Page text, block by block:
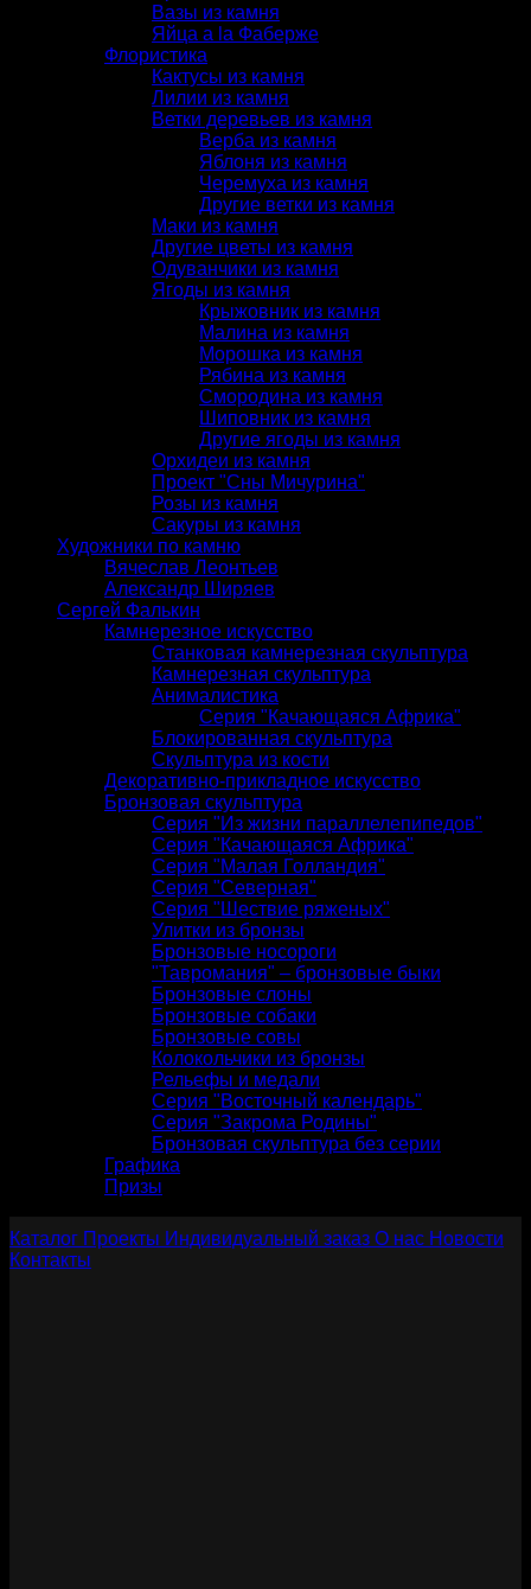
Вазы из камня
Яйца a la Фаберже
Флористика
Кактусы из камня
Лилии из камня
Ветки деревьев из камня
Верба из камня
Яблоня из камня
Черемуха из камня
Другие ветки из камня
Маки из камня
Другие цветы из камня
Одуванчики из камня
Ягоды из камня
Крыжовник из камня
Малина из камня
Морошка из камня
Рябина из камня
Смородина из камня
Шиповник из камня
Другие ягоды из камня
Орхидеи из камня
Проект "Сны Мичурина"
Розы из камня
Сакуры из камня
Художники по камню
Вячеслав Леонтьев
Александр Ширяев
Сергей Фалькин
Камнерезное искусство
Станковая камнерезная скульптура
Камнерезная скульптура
Анималистика
Серия "Качающаяся Африка"
Блокированная скульптура
Скульптура из кости
Декоративно-прикладное искусство
Бронзовая скульптура
Серия "Из жизни параллелепипедов"
Серия "Качающаяся Африка"
Серия "Малая Голландия"
Серия "Северная"
Серия "Шествие ряженых"
Улитки из бронзы
Бронзовые носороги
"Тавромания" – бронзовые быки
Бронзовые слоны
Бронзовые собаки
Бронзовые совы
Колокольчики из бронзы
Рельефы и медали
Серия "Восточный календарь"
Серия "Закрома Родины"
Бронзовая скульптура без серии
Графика
Призы
Каталог Проекты Индивидуальный заказ О нас Новости
Контакты